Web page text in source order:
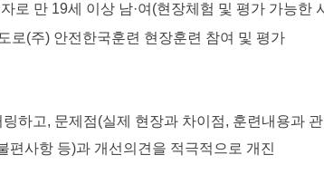
만 19세 이상 남·여(현장체험 및 평가 가능한
(주) 안전한국훈련 현장훈련 참여 및 평가
고, 문제점(실제 현장과 차이점, 훈련내용과 관
항 등)과 개선의견을 적극적으로 개진